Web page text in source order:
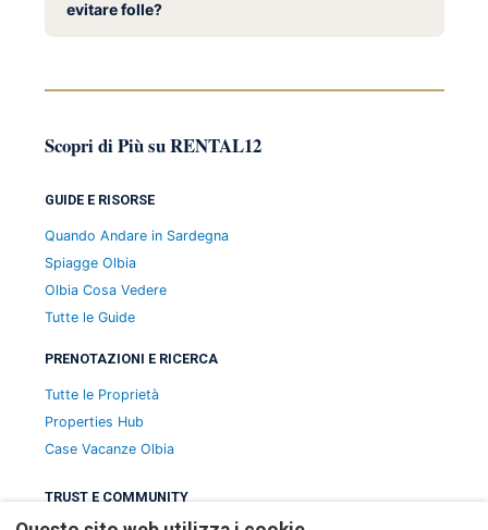
evitare folle?
Scopri di Più su RENTAL12
GUIDE E RISORSE
Quando Andare in Sardegna
Spiagge Olbia
Olbia Cosa Vedere
Tutte le Guide
PRENOTAZIONI E RICERCA
Tutte le Proprietà
Properties Hub
Case Vacanze Olbia
TRUST E COMMUNITY